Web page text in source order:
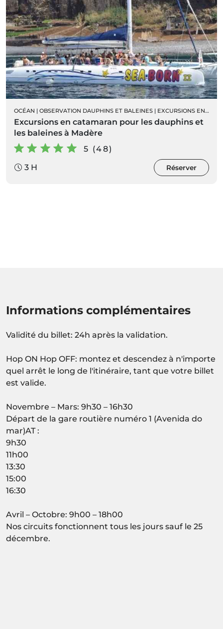
OCÉAN | OBSERVATION DAUPHINS ET BALEINES | EXCURSIONS EN BATEAU
Excursions en catamaran pour les dauphins et
les baleines à Madère
5 (48)
3 H
Réserver
Informations complémentaires
Validité du billet: 24h après la validation.
Hop ON Hop OFF: montez et descendez à n'importe
quel arrêt le long de l'itinéraire, tant que votre billet
est valide.
Novembre – Mars: 9h30 – 16h30
Départ de la gare routière numéro 1 (Avenida do
mar)AT :
9h30
11h00
13:30
15:00
16:30
Avril – Octobre: 9h00 – 18h00
Nos circuits fonctionnent tous les jours sauf le 25
décembre.